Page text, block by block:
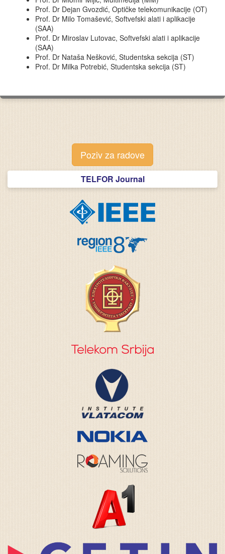
Prof. Dr Dejan Gvozdić, Optičke telekomunikacije (OT)
Prof. Dr Milo Tomašević, Softvefski alati i aplikacije
(SAA)
Prof. Dr Miroslav Lutovac, Softvefski alati i aplikacije
(SAA)
Prof. Dr Nataša Nešković, Studentska sekcija (ST)
Prof. Dr Milka Potrebić, Studentska sekcija (ST)
Poziv za radove
TELFOR Journal